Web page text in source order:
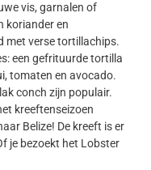
vis, garnalen of
koriander en
met verse tortillachips.
een gefrituurde tortilla
tomaten en avocado.
conch zijn populair.
kreeftenseizoen
Belize! De kreeft is er
je bezoekt het Lobster